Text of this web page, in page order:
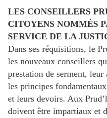
LES CONSEILLERS
CITOYENS NOMMÉS
SERVICE DE LA
Dans ses réquisitions, le
les nouveaux conseillers
prestation de serment,
les principes
et leurs devoirs. Aux
doivent être impartiaux et